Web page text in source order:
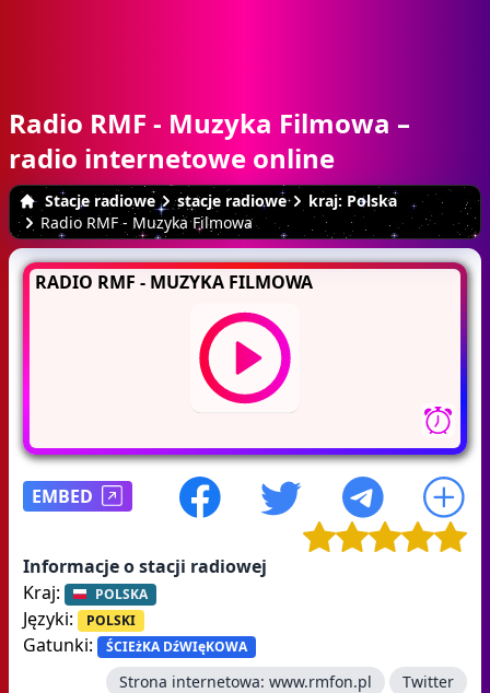
Radio RMF - Muzyka Filmowa –
radio internetowe online
Stacje radiowe stacje radiowe
kraj: Polska
Radio RMF - Muzyka Filmowa
RADIO RMF - MUZYKA FILMOWA
EMBED
Informacje o stacji radiowej
Kraj:
POLSKA
Języki: POLSKI
Gatunki: ŚCIEżKA DźWIęKOWA
Strona internetowa: www.rmfon.pl
Twitter